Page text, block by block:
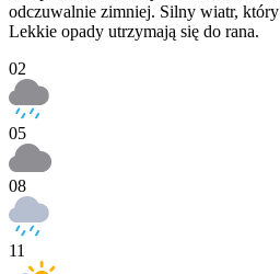
odczuwalnie zimniej. Silny wiatr,
Lekkie opady utrzymają się do rana.
02
05
08
11